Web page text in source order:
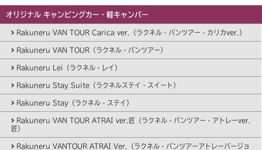
オリジナル キャンピングカー・軽キャンパー
Rakuneru VAN TOUR Carica ver.（ラクネル・バンツアー・カリカver.）
Rakuneru VAN TOUR（ラクネル・バンツアー）
Rakuneru Lei（ラクネル・レイ）
Rakuneru Stay Suite（ラクネルステイ・スイート）
Rakuneru Stay（ラクネル・ステイ）
Rakuneru VAN TOUR ATRAI ver.匠（ラクネル・バンツアー・アトレーver.
匠）
Rakuneru VANTOUR ATRAI Ver.（ラクネル・バンツアーアトレーバージョ